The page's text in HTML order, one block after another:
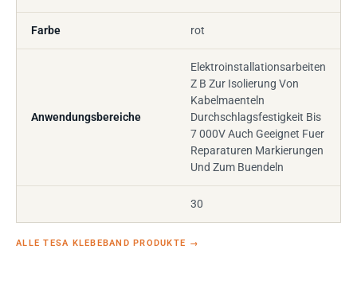
Farbe rot
Anwendungsbereiche
Elektroinstallationsarbeiten
Z B Zur Isolierung Von
Kabelmaenteln
Durchschlagsfestigkeit Bis
7 000V Auch Geeignet Fuer
Reparaturen Markierungen
Und Zum Buendeln
30
ALLE TESA KLEBEBAND PRODUKTE →